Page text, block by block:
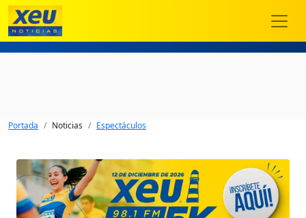
Portada Noticias Espectáculos